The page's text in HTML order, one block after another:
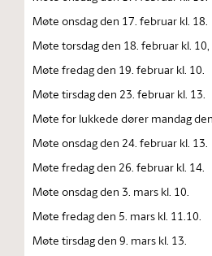
Møte onsdag den 17. februar kl. 18.
Møte torsdag den 18. februar kl. 10,
Møte fredag den 19. februar kl. 10.
Møte tirsdag den 23. februar kl. 13.
Møte for lukkede dører mandag
Møte onsdag den 24. februar kl. 13.
Møte fredag den 26. februar kl. 14.
Møte onsdag den 3. mars kl. 10.
Møte fredag den 5. mars kl. 11.10.
Møte tirsdag den 9. mars kl. 13.